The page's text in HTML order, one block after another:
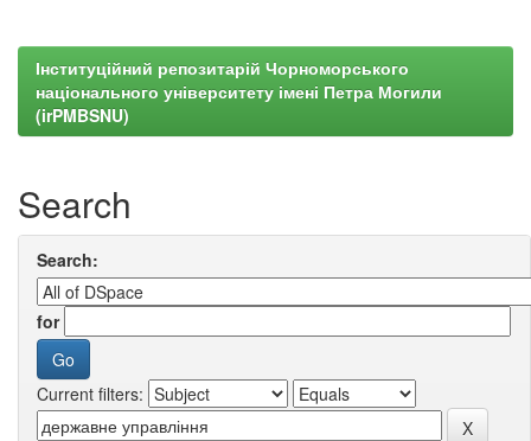
Інституційний репозитарій Чорноморського
національного університету імені Петра Могили
(irPMBSNU)
Search
Search:
for
Current filters: